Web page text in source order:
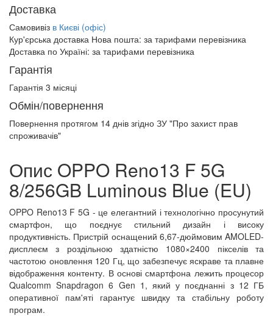
Доставка
Самовивіз в Києві (офіс)
Кур'єрська доставка Нова пошта: за тарифами перевізника
Доставка по Україні: за тарифами перевізника
Гарантія
Гарантія 3 місяці
Обмін/повернення
Повернення протягом 14 днів згідно ЗУ "Про захист прав
спроживачів"
Опис OPPO Reno13 F 5G
8/256GB Luminous Blue (EU)
OPPO Reno13 F 5G - це елегантний і технологічно просунутий
смартфон, що поєднує стильний дизайн і високу
продуктивність. Пристрій оснащений 6,67-дюймовим AMOLED-
дисплеєм з роздільною здатністю 1080×2400 пікселів та
частотою оновлення 120 Гц, що забезпечує яскраве та плавне
відображення контенту. В основі смартфона лежить процесор
Qualcomm Snapdragon 6 Gen 1, який у поєднанні з 12 ГБ
оперативної пам'яті гарантує швидку та стабільну роботу
програм.